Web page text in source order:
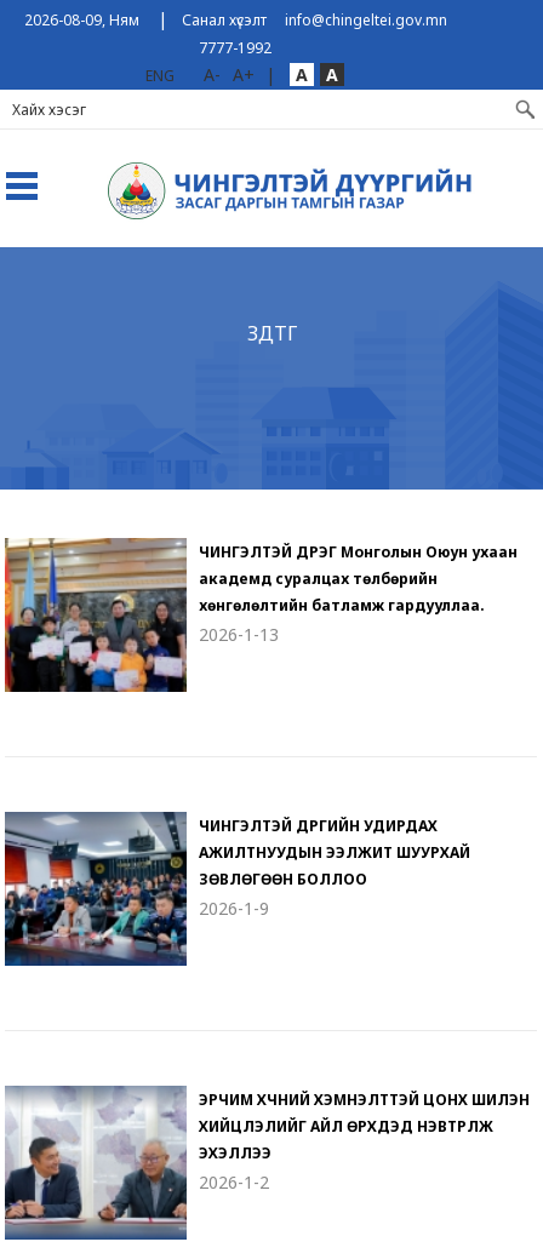
2026-08-09, Ням | Санал хүсэлт
info@chingeltei.gov.mn
7777-1992
ENG
A- A+ | A A
ЗДТГ
ЧИНГЭЛТЭЙ ДҮҮРЭГ Монголын Оюун ухаан
академд суралцах төлбөрийн
хөнгөлөлтийн батламж гардууллаа.
2026-1-13
ЧИНГЭЛТЭЙ ДҮҮРГИЙН УДИРДАХ
АЖИЛТНУУДЫН ЭЭЛЖИТ ШУУРХАЙ
ЗӨВЛӨГӨӨН БОЛЛОО
2026-1-9
ЭРЧИМ ХҮЧНИЙ ХЭМНЭЛТТЭЙ ЦОНХ ШИЛЭН
ХИЙЦЛЭЛИЙГ АЙЛ ӨРХҮҮДЭД НЭВТРҮҮЛЖ
ЭХЭЛЛЭЭ
2026-1-2